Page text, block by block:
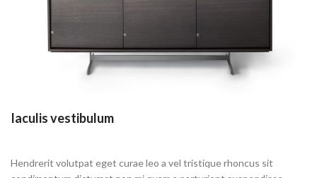
Iaculis vestibulum
Hendrerit volutpat eget curae leo a vel tristique rhoncus sit